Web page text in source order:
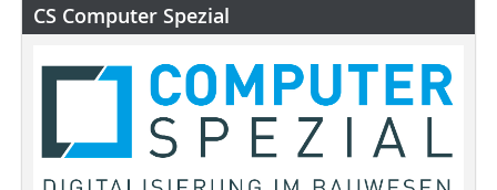
CS Computer Spezial